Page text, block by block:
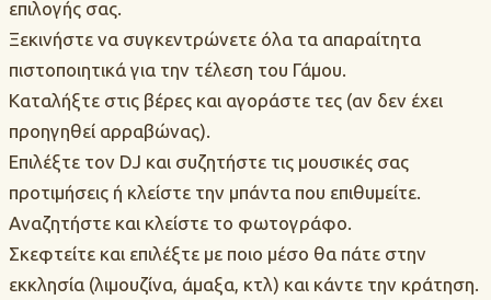
επιλογής σας.
Ξεκινήστε να συγκεντρώνετε όλα τα απαραίτητα
πιστοποιητικά για την τέλεση του Γάμου.
Καταλήξτε στις βέρες και αγοράστε τες (αν δεν έχει
προηγηθεί αρραβώνας).
Επιλέξτε τον DJ και συζητήστε τις μουσικές σας
προτιμήσεις ή κλείστε την μπάντα που επιθυμείτε.
Αναζητήστε και κλείστε το φωτογράφο.
Σκεφτείτε και επιλέξτε με ποιο μέσο θα πάτε στην
εκκλησία (λιμουζίνα, άμαξα, κτλ) και κάντε την κράτηση.